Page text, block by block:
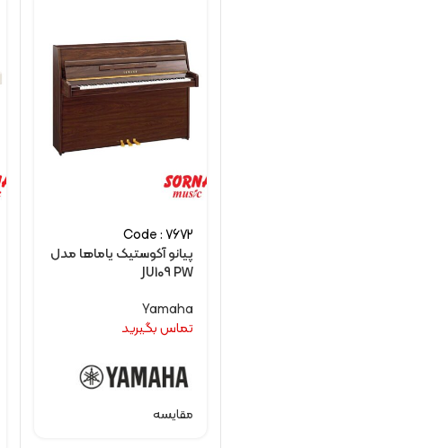
Code : 7672
پیانو آکوستیک یاماها مدل
JU109 PW
Yamaha
تماس بگیرید
مقایسه